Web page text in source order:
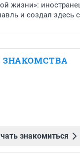
жизни»:
и создал здесь
ЗНАКОМСТВА
знакомиться